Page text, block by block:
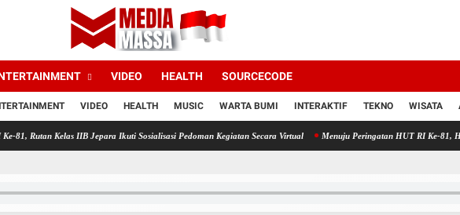
VIDEO HEALTH SOURCECODE
VIDEO HEALTH MUSIC WARTA BUMI INTERAKTIF TEKNO WISATA
Kelas IIB Jepara Ikuti Sosialisasi Pedoman Kegiatan Secara Virtual Menuju Peringatan HUT RI Ke-81, Humas